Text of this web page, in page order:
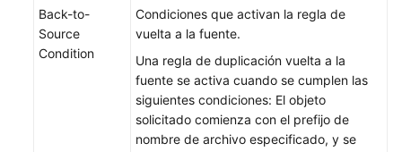
de
regla
Back-to-
Source
Condition
Condiciones que activan la regla de
vuelta a la fuente.
Una regla de duplicación vuelta a la
fuente se activa cuando se cumplen las
siguientes condiciones: El objeto
solicitado comienza con el prefijo de
nombre de archivo especificado, y se